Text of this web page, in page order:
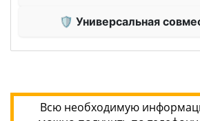
🛡 Универсальная
Всю необходимую